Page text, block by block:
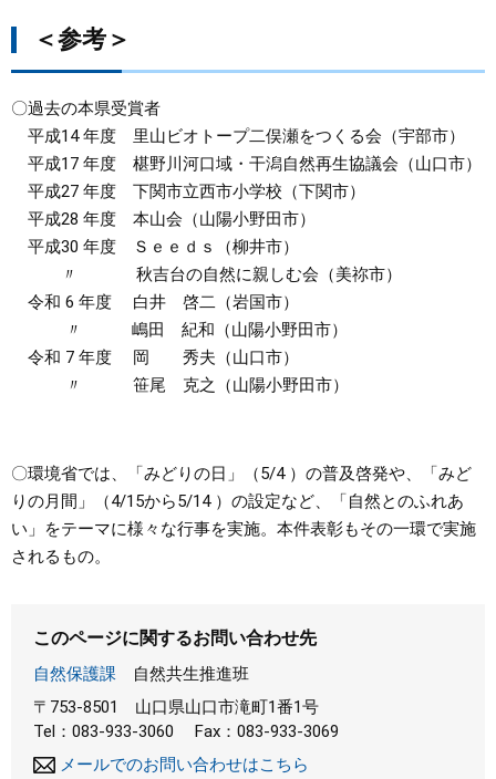
＜参考＞
〇過去の本県受賞者
平成14 年度 里山ビオトープ二俣瀬をつくる会（宇部市）
平成17 年度 椹野川河口域・干潟自然再生協議会（山口市）
平成27 年度 下関市立西市小学校（下関市）
平成28 年度 本山会（山陽小野田市）
平成30 年度 Ｓｅｅｄｓ（柳井市）
〃 秋吉台の自然に親しむ会（美祢市）
​令和 6 年度 白井 啓二（岩国市）
〃 嶋田 紀和（山陽小野田市）
令和 7 年度 岡 秀夫（山口市）
〃 笹尾 克之（山陽小野田市）
〇環境省では、「みどりの日」（5/4 ）の普及啓発や、「みど
りの月間」（4/15から5/14 ）の設定など、「自然とのふれあ
い」をテーマに様々な行事を実施。本件表彰もその一環で実施
されるもの。
このページに関するお問い合わせ先
自然保護課
自然共生推進班
〒753-8501
山口県山口市滝町1番1号
Tel：083-933-3060
Fax：083-933-3069
メールでのお問い合わせはこちら